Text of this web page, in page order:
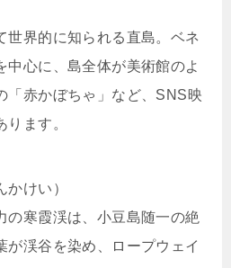
世界的に知られる直島。ベネ
中心に、島全体が美術館のよ
「赤かぼちゃ」など、SNS映
ります。
けい）
の寒霞渓は、小豆島随一の絶
が渓谷を染め、ロープウェイ